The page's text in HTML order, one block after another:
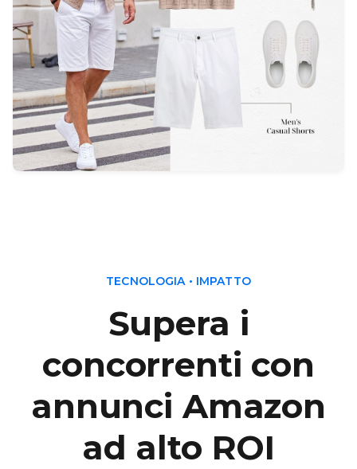
TECNOLOGIA • IMPATTO
Supera i
concorrenti con
annunci Amazon
ad alto ROI